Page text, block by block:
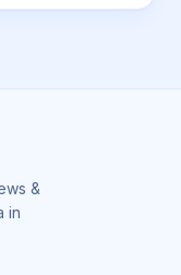
&
in